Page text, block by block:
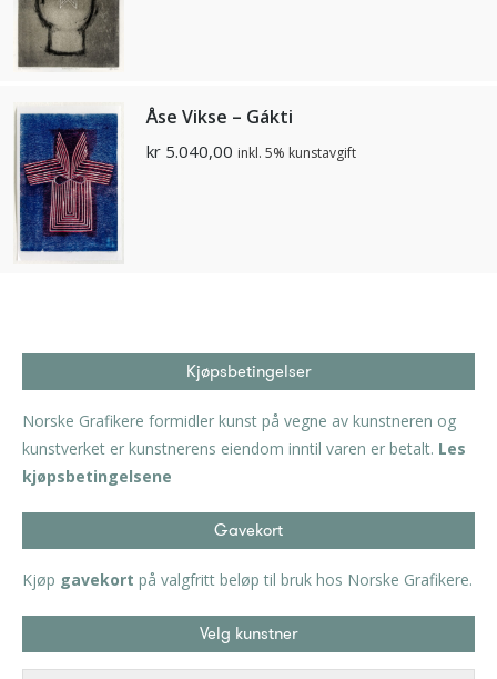
Åse Vikse – Gákti
kr 5.040,00 inkl. 5% kunstavgift
Kjøpsbetingelser
Norske Grafikere formidler kunst på vegne av kunstneren og
kunstverket er kunstnerens eiendom inntil varen er betalt. Les
kjøpsbetingelsene
Gavekort
Kjøp gavekort på valgfritt beløp til bruk hos Norske Grafikere.
Velg kunstner